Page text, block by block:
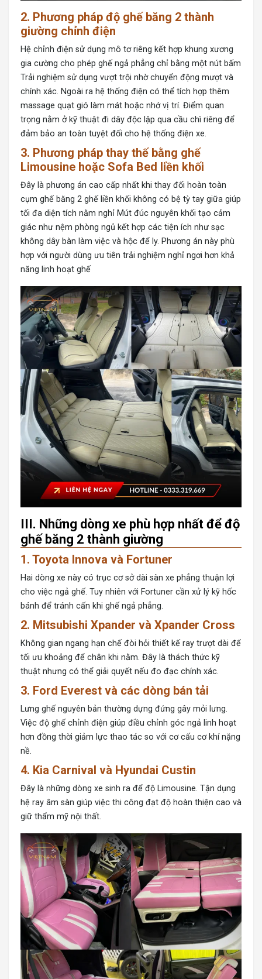
2. Phương pháp độ ghế băng 2 thành
giường chỉnh điện
Hệ chỉnh điện sử dụng mô tơ riêng kết hợp khung xương
gia cường cho phép ghế ngả phẳng chỉ bằng một nút bấm
Trải nghiệm sử dụng vượt trội nhờ chuyển động mượt và
chính xác. Ngoài ra hệ thống điện có thể tích hợp thêm
massage quạt gió làm mát hoặc nhớ vị trí. Điểm quan
trọng nằm ở kỹ thuật đi dây độc lập qua cầu chì riêng để
đảm bảo an toàn tuyệt đối cho hệ thống điện xe.
3. Phương pháp thay thế bằng ghế
Limousine hoặc Sofa Bed liền khối
Đây là phương án cao cấp nhất khi thay đổi hoàn toàn
cụm ghế băng 2 ghế liền khối không có bệ tỳ tay giữa giúp
tối đa diện tích nằm nghỉ Mút đúc nguyên khối tạo cảm
giác như nệm phòng ngủ kết hợp các tiện ích như sạc
không dây bàn làm việc và hộc để ly. Phương án này phù
hợp với người dùng ưu tiên trải nghiệm nghỉ ngơi hơn khả
năng linh hoạt ghế
III. Những dòng xe phù hợp nhất để độ
ghế băng 2 thành giường
1. Toyota Innova và Fortuner
Hai dòng xe này có trục cơ sở dài sàn xe phẳng thuận lợi
cho việc ngả ghế. Tuy nhiên với Fortuner cần xử lý kỹ hốc
bánh để tránh cấn khi ghế ngả phẳng.
2. Mitsubishi Xpander và Xpander Cross
Không gian ngang hạn chế đòi hỏi thiết kế ray trượt dài để
tối ưu khoảng để chân khi nằm. Đây là thách thức kỹ
thuật nhưng có thể giải quyết nếu đo đạc chính xác.
3. Ford Everest và các dòng bán tải
Lưng ghế nguyên bản thường dựng đứng gây mỏi lưng.
Việc độ ghế chỉnh điện giúp điều chỉnh góc ngả linh hoạt
hơn đồng thời giảm lực thao tác so với cơ cấu cơ khí nặng
nề.
4. Kia Carnival và Hyundai Custin
Đây là những dòng xe sinh ra để độ Limousine. Tận dụng
hệ ray âm sàn giúp việc thi công đạt độ hoàn thiện cao và
giữ thẩm mỹ nội thất.